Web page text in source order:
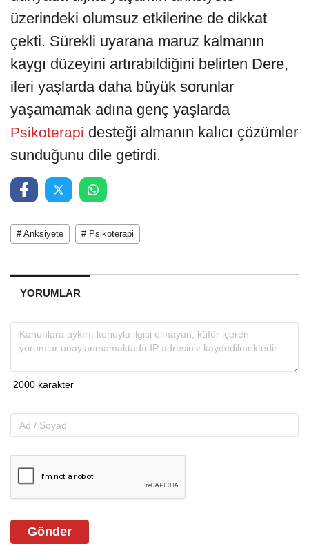
üzerindeki olumsuz etkilerine de dikkat
çekti. Sürekli uyarana maruz kalmanın
kaygı düzeyini artırabildiğini belirten Dere,
ileri yaşlarda daha büyük sorunlar
yaşamamak adına genç yaşlarda
Psikoterapi desteği almanın kalıcı çözümler
sunduğunu dile getirdi.
# Anksiyete # Psikoterapi
YORUMLAR
Gönder